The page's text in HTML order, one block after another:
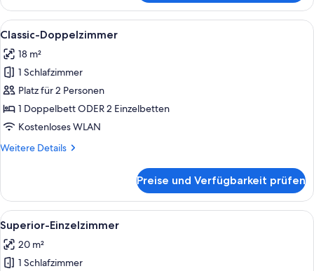
Einzelzimmer
Alle
Fotos
für
Classic-
Doppelzimmer
anzeigen
Ein Hotelzimmer mit einem Bett,
5
Classic-Doppelzimmer
18 m²
1 Schlafzimmer
Platz für 2 Personen
1 Doppelbett ODER 2 Einzelbetten
Kostenloses WLAN
Weitere Details
Weitere
Doppelzimmer
Preise und Verfügbarkeit prüfen
Alle
Fotos
für
Superior-
Ein Hotelzimmer mit einem großen
3
Superior-Einzelzimmer
20 m²
1 Schlafzimmer